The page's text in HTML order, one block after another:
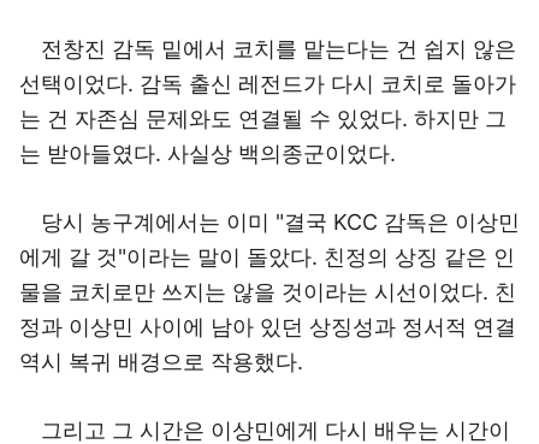
전창진 감독 밑에서 코치를 맡는다는 건 쉽지 않은
선택이었다. 감독 출신 레전드가 다시 코치로 돌아가
는 건 자존심 문제와도 연결될 수 있었다. 하지만 그
는 받아들였다. 사실상 백의종군이었다.
당시 농구계에서는 이미 "결국 KCC 감독은 이상민
에게 갈 것"이라는 말이 돌았다. 친정의 상징 같은 인
물을 코치로만 쓰지는 않을 것이라는 시선이었다. 친
정과 이상민 사이에 남아 있던 상징성과 정서적 연결
역시 복귀 배경으로 작용했다.
그리고 그 시간은 이상민에게 다시 배우는 시간이